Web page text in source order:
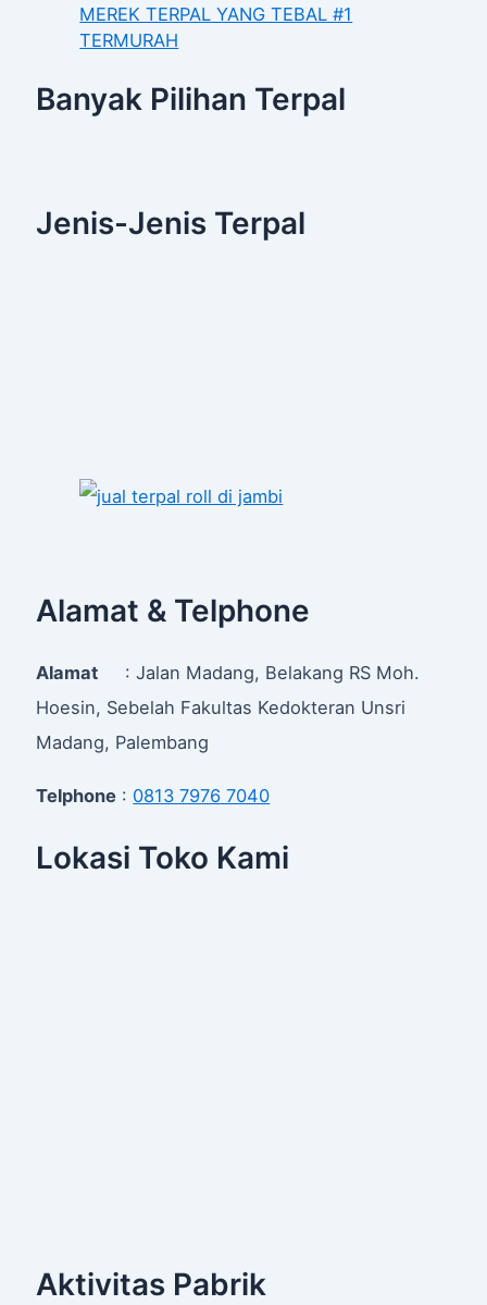
MEREK TERPAL YANG TEBAL #1
TERMURAH
Banyak Pilihan Terpal
Jenis-Jenis Terpal
Alamat & Telphone
Alamat : Jalan Madang, Belakang RS Moh.
Hoesin, Sebelah Fakultas Kedokteran Unsri
Madang, Palembang
Telphone : 0813 7976 7040
Lokasi Toko Kami
Aktivitas Pabrik